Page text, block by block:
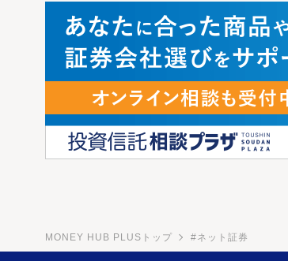
MONEY HUB PLUSトップ #ネット証券